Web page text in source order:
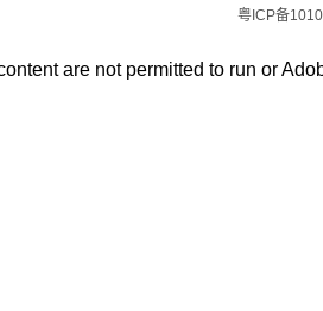
粤ICP备
are not permitted to run or